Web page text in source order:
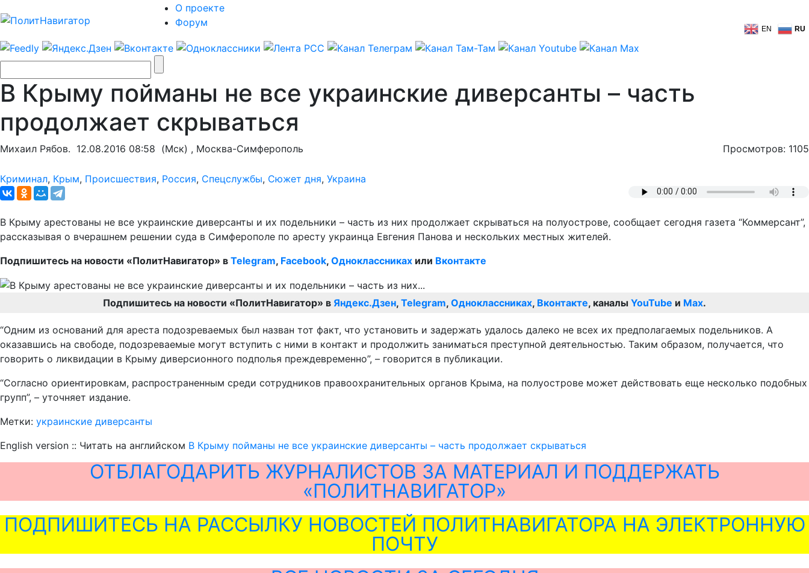
О проекте
Форум
EN RU
В Крыму пойманы не все украинские диверсанты – часть
продолжает скрываться
Михаил Рябов. 12.08.2016 08:58 (Мск) , Москва-Симферополь Просмотров: 1105
Криминал, Крым, Происшествия, Россия, Спецслужбы, Сюжет дня, Украина
В Крыму арестованы не все украинские диверсанты и их подельники – часть из них продолжает скрываться на полуострове, сообщает сегодня газета “Коммерсант”,
рассказывая о вчерашнем решении суда в Симферополе по аресту украинца Евгения Панова и нескольких местных жителей.
Подпишитесь на новости «ПолитНавигатор» в Telegram, Facebook, Одноклассниках или Вконтакте
Подпишитесь на новости «ПолитНавигатор» в Яндекс.Дзен, Telegram, Одноклассниках, Вконтакте, каналы YouTube и Max.
“Одним из оснований для ареста подозреваемых был назван тот факт, что установить и задержать удалось далеко не всех их предполагаемых подельников. А
оказавшись на свободе, подозреваемые могут вступить с ними в контакт и продолжить заниматься преступной деятельностью. Таким образом, получается, что
говорить о ликвидации в Крыму диверсионного подполья преждевременно”, – говорится в публикации.
“Согласно ориентировкам, распространенным среди сотрудников правоохранительных органов Крыма, на полуострове может действовать еще несколько подобных
групп”, – уточняет издание.
Метки: украинские диверсанты
English version :: Читать на английском В Крыму пойманы не все украинские диверсанты – часть продолжает скрываться
ОТБЛАГОДАРИТЬ ЖУРНАЛИСТОВ ЗА МАТЕРИАЛ И ПОДДЕРЖАТЬ
«ПОЛИТНАВИГАТОР»
ПОДПИШИТЕСЬ НА РАССЫЛКУ НОВОСТЕЙ ПОЛИТНАВИГАТОРА НА ЭЛЕКТРОННУЮ
ПОЧТУ